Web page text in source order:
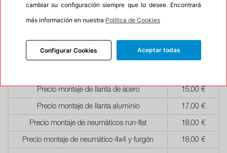
Precios
Precio montaje de llanta de acero 15,00 €
Precio montaje de llanta aluminio 17,00 €
Precio montaje de neumáticos run-flat 18,00 €
Precio montaje de neumático 4x4 y furgón 18,00 €
cambiar su configuración siempre que lo desee. Encontrará
más información en nuestra Política de Cookies
Configurar Cookies Aceptar todas